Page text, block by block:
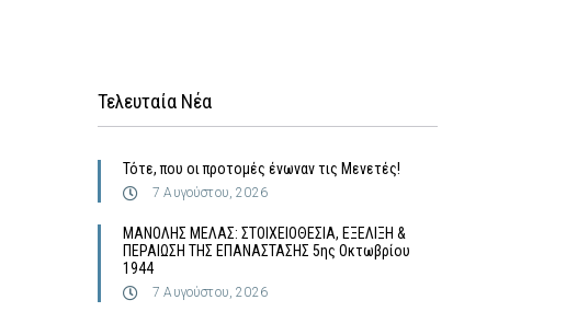
Τελευταία Νέα
Τότε, που οι προτομές ένωναν τις Μενετές!
7 Αυγούστου, 2026
MΑΝΟΛΗΣ ΜΕΛΑΣ: ΣΤΟΙΧΕΙΟΘΕΣΙΑ, ΕΞΕΛΙΞΗ &
ΠΕΡΑΙΩΣΗ ΤΗΣ ΕΠΑΝΑΣΤΑΣΗΣ 5ης Οκτωβρίου
1944
7 Αυγούστου, 2026